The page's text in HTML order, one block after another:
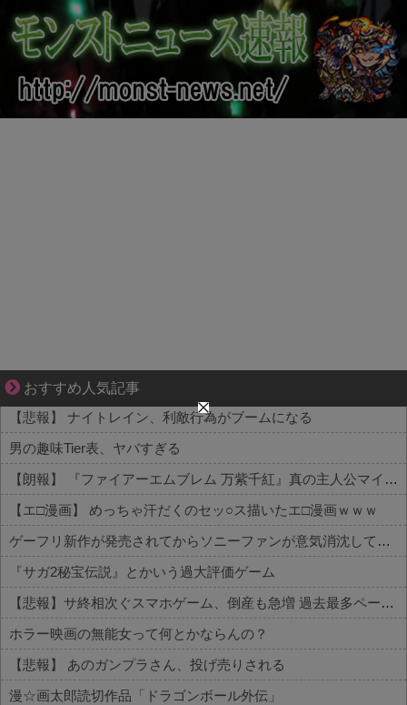
おすすめ人気記事
【マンガ】バラシ屋トシヤの漫画セレクション
【悲報】 ナイトレイン、利敵行為がブームになる
男の趣味Tier表、ヤバすぎる
【朗報】 『ファイアーエムブレム 万紫千紅』真の主人公マイユニはキャラメイクが可能
【エ□漫画】 めっちゃ汗だくのセッ○ス描いたエ□漫画ｗｗｗ
ゲーフリ新作が発売されてからソニーファンが意気消沈してね？
『サガ2秘宝伝説』とかいう過大評価ゲーム
【悲報】サ終相次ぐスマホゲーム、倒産も急増 過去最多ペースで推移
ホラー映画の無能女って何とかならんの？
【悲報】 あのガンプラさん、投げ売りされる
漫☆画太郎読切作品「ドラゴンボール外伝」